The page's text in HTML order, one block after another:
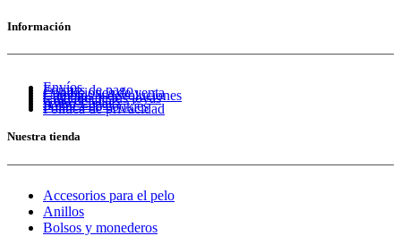
Información
Envíos
Formas de pago
Condiciones de venta
Cambios y devoluciones
Cuidado de tus joyas
Guía de tallas
Aviso Legal
Política de cookies
Política de privacidad
Nuestra tienda
Accesorios para el pelo
Anillos
Bolsos y monederos